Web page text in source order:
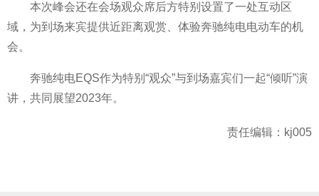
本次峰会还在会场观众席后方特别设置了一处互动区
域，为到场来宾提供近距离观赏、体验奔驰纯电电动车的机
会。
奔驰纯电EQS作为特别“观众”与到场嘉宾们一起“倾听”演
讲，共同展望2023年。
责任编辑：kj005